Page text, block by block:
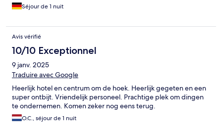
Séjour de 1 nuit
Avis vérifié
10/10 Exceptionnel
9 janv. 2025
Traduire avec Google
Heerlijk hotel en centrum om de hoek. Heerlijk gegeten en een
super ontbijt. Vriendelijk personeel. Prachtige plek om dingen
te ondernemen. Komen zeker nog eens terug.
O.C., séjour de 1 nuit